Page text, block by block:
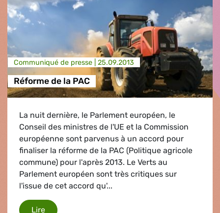
Communiqué de presse | 25.09.2013
Réforme de la PAC
La nuit dernière, le Parlement européen, le
Conseil des ministres de l'UE et la Commission
européenne sont parvenus à un accord pour
finaliser la réforme de la PAC (Politique agricole
commune) pour l'après 2013. Le Verts au
Parlement européen sont très critiques sur
l'issue de cet accord qu'...
LireRéforme de la PAC